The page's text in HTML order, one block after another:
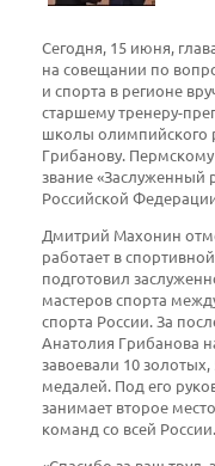
Сегодня, 15 июня,
на совещании по
и спорта в регионе
старшему тренеру-
школы олимпийского
Грибанову.
звание «Заслуженный
Российской
Дмитрий Махонин
работает в
подготовил
мастеров спорта
спорта России. За
Анатолия Грибанова
завоевали 10
медалей. Под его
занимает второе
команд со всей России.